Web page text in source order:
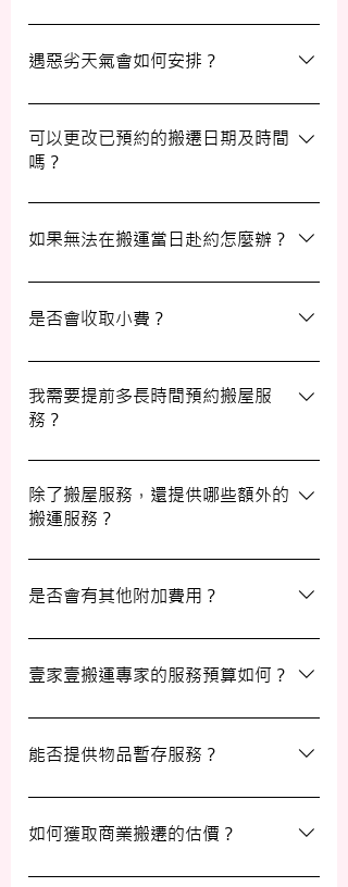
約定的費用。
選擇一間合適的搬運公司非常重要，建議您
選擇經驗豐富、提供專業服務且預算合理的
擇！
遇惡劣天氣會如何安排？
如搬屋當日遇上惡劣天氣，我們會提前與您
聯絡並安排改期。具體安排如下： 黑色暴
雨或八號熱帶氣旋警告於早上十時前發出：
我們會即時更新安排。 工作時間內解除警
可以更改已預約的搬遷日期及時間
嗎？
如果需要更改或取消已預約的搬運服務，請
在預定搬運日期前至少兩個工作日的下午三
50%作為行政費。
如果無法在搬運當日赴約怎麼辦？
若您無法在搬運當日赴約，請至少提前兩個
工作日的下午三時通知我們，否則我們將有
是否會收取小費？
我們不會向客戶索取小費，但客戶可自願性
地為搬運團隊作獎賞，以表達對我們服務的
滿意。
我需要提前多長時間預約搬屋服
務？
我們建議您在搬屋前一至三星期預約搬運日
期及時間，特別是在熱門的週末，以確保我
們能為您安排妥當的服務。
除了搬屋服務，還提供哪些額外的
搬運服務？
除了搬屋和商業搬遷服務外，我們還提供物
品包裝、傢俬裝拆、棄置、代客提貨及交收
支持。
是否會有其他附加費用？
搬運過程中所產生的雜費（如隧道費、停車
場費等）並不包括在報價內，客戶需以實報
式支付運費給搬運職員。
壹家壹搬運專家的服務預算如何？
我們的報價會根據物品數量和搬運距離而有
所不同。您可以告訴我們您的搬屋計劃，以
案。
能否提供物品暫存服務？
當然可以。我們提供自助迷你倉庫及中央倉
庫服務，讓您方便地存放大型家具及雜物，
如何獲取商業搬遷的估價？
如需要商業搬遷服務，我們可以安排專人免